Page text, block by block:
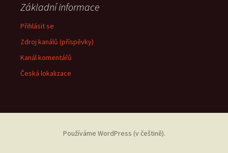
Základní informace
Přihlásit se
Zdroj kanálů (příspěvky)
Kanál komentářů
Česká lokalizace
Používáme WordPress (v češtině).